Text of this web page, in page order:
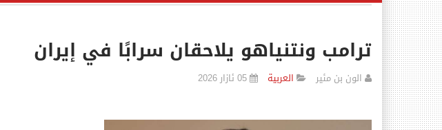
ترامب ونتنياهو يلاحقان سرابًا في إيران
الون بن مئير العربیة 05 ئازار 2026